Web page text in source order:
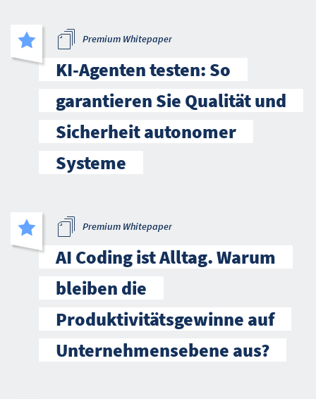
Premium Whitepaper
KI-Agenten testen: So
garantieren Sie Qualität und
Sicherheit autonomer
Systeme
Premium Whitepaper
AI Coding ist Alltag. Warum
bleiben die
Produktivitätsgewinne auf
Unternehmensebene aus?